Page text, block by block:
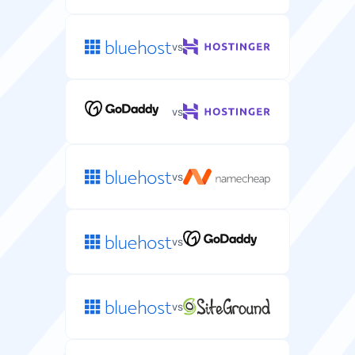
Pühendatud IP
Raha tagastamise garantii
Tasuta domeen
vs
vs
vs
vs
vs